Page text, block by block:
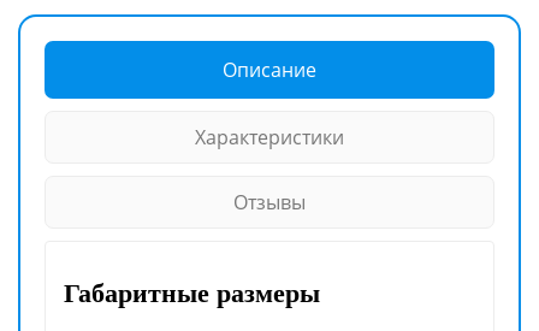
Описание
Характеристики
Отзывы
Габаритные размеры